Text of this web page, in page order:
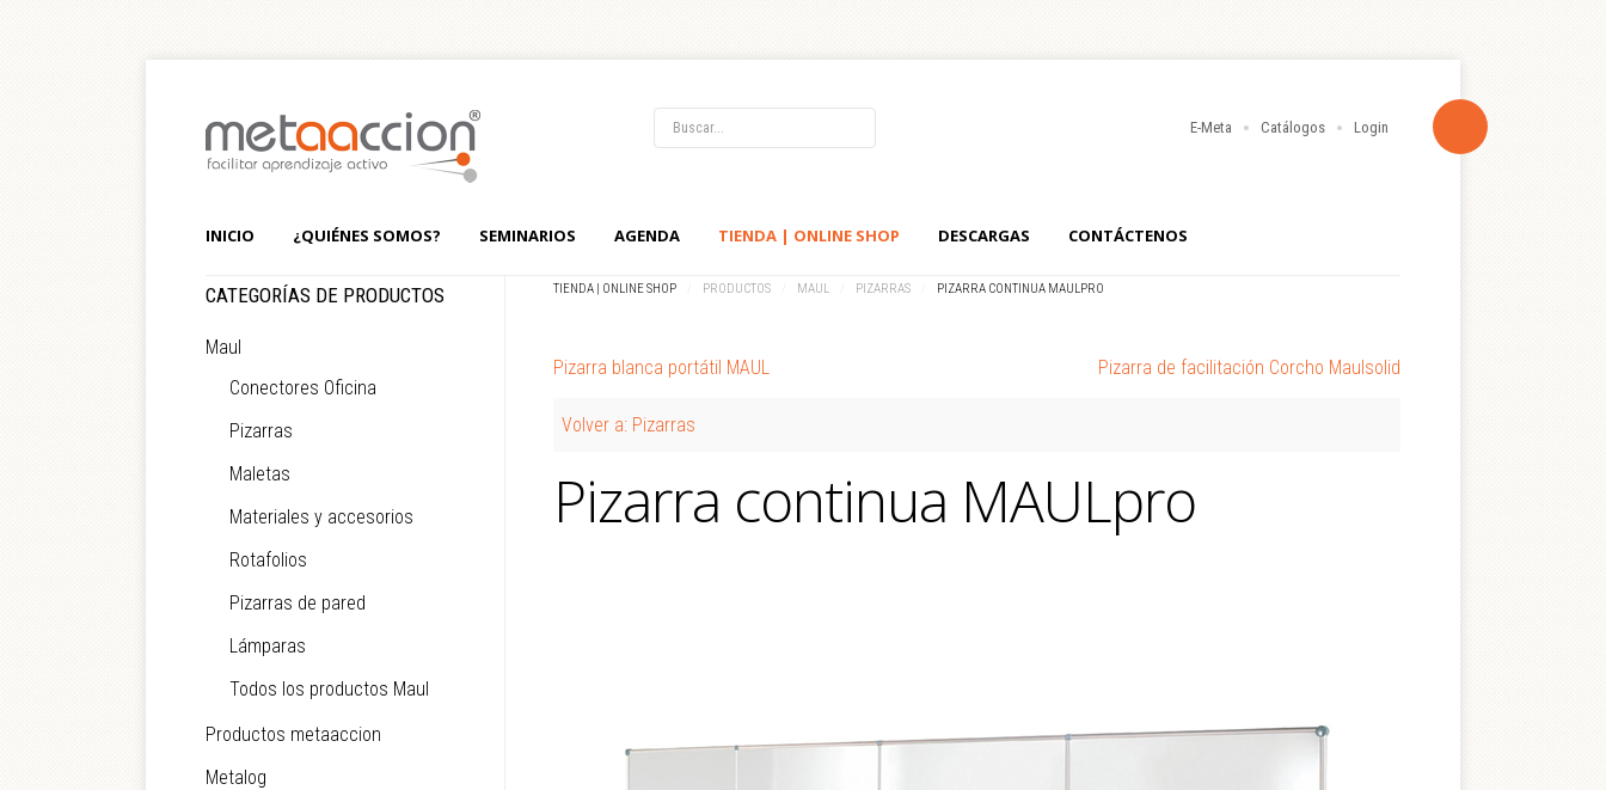
E-Meta Catálogos Login
INICIO ¿QUIÉNES SOMOS? SEMINARIOS AGENDA TIENDA | ONLINE SHOP DESCARGAS CONTÁCTENOS
TIENDA | ONLINE SHOP PRODUCTOS MAUL PIZARRAS PIZARRA CONTINUA MAULPRO
Pizarra blanca portátil MAUL Pizarra de facilitación Corcho Maulsolid
Volver a: Pizarras
Pizarra continua MAULpro
CATEGORÍAS DE PRODUCTOS
Maul
Conectores Oficina
Pizarras
Maletas
Materiales y accesorios
Rotafolios
Pizarras de pared
Lámparas
Todos los productos Maul
Productos metaaccion
Metalog
¿Recordar usuario? ¿Recordar contraseña?